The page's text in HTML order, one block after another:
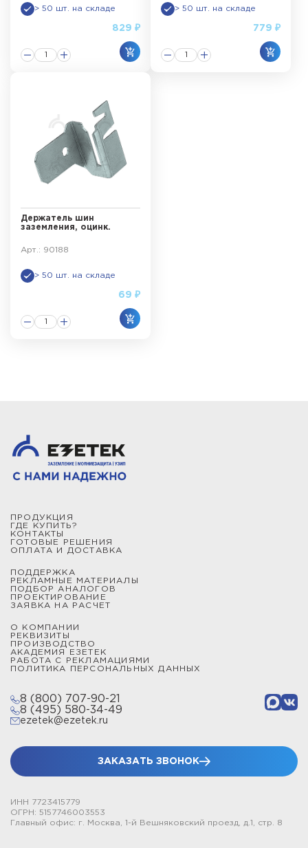
> 50 шт. на складе
829 ₽
> 50 шт. на складе
779 ₽
Держатель шин
заземления, оцинк.
Арт.: 90188
> 50 шт. на складе
69 ₽
ПРОДУКЦИЯ
ГДЕ КУПИТЬ?
КОНТАКТЫ
ГОТОВЫЕ РЕШЕНИЯ
ОПЛАТА И ДОСТАВКА
ПОДДЕРЖКА
РЕКЛАМНЫЕ МАТЕРИАЛЫ
ПОДБОР АНАЛОГОВ
ПРОЕКТИРОВАНИЕ
ЗАЯВКА НА РАСЧЕТ
О КОМПАНИИ
РЕКВИЗИТЫ
ПРОИЗВОДСТВО
АКАДЕМИЯ ЕЗЕТЕК
РАБОТА С РЕКЛАМАЦИЯМИ
ПОЛИТИКА ПЕРСОНАЛЬНЫХ ДАННЫХ
8 (800) 707-90-21
8 (495) 580-34-49
ezetek@ezetek.ru
ЗАКАЗАТЬ ЗВОНОК
ИНН 7723415779
ОГРН: 5157746003553
Главный офис: г. Москва, 1-й Вешняковский проезд, д.1, стр. 8